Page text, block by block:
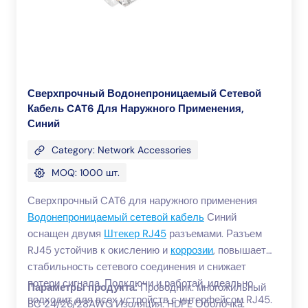
Сверхпрочный Водонепроницаемый Сетевой
Кабель CAT6 Для Наружного Применения,
Синий
Category: Network Accessories
MOQ: 1000 шт.
Сверхпрочный CAT6 для наружного применения
Водонепроницаемый сетевой кабель Синий
оснащен двумя Штекер RJ45 разъемами. Разъем
RJ45 устойчив к окислению и коррозии, повышает
стабильность сетевого соединения и снижает
потери сигнала. Подключи и работай, идеально
подходит для всех устройств с интерфейсом RJ45.
Параметры продукта:Проводник: многожильный
BC 24/26/28AWG Изоляция: HDPE Оболочка: